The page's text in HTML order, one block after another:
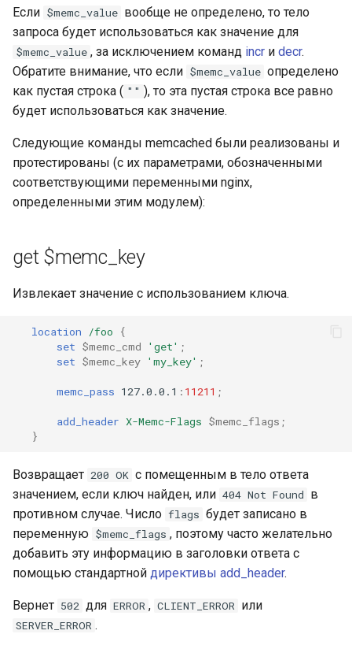
Если $memc_value вообще не определено, то тело
запроса будет использоваться как значение для
$memc_value , за исключением команд incr и decr.
Обратите внимание, что если $memc_value определено
как пустая строка ( "" ), то эта пустая строка все равно
будет использоваться как значение.
Следующие команды memcached были реализованы и
протестированы (с их параметрами, обозначенными
соответствующими переменными nginx,
определенными этим модулем):
get $memc_key
Извлекает значение с использованием ключа.
location /foo
{
set $memc_cmd 'get' ;
set $memc_key 'my_key' ;
memc_pass 127.0.0.1 : 11211 ;
add_header X-Memc-Flags $memc_flags ;
}
Возвращает 200 OK с помещенным в тело ответа
значением, если ключ найден, или 404 Not Found в
противном случае. Число flags будет записано в
переменную $memc_flags , поэтому часто желательно
добавить эту информацию в заголовки ответа с
помощью стандартной директивы add_header.
Вернет 502 для ERROR , CLIENT_ERROR или
SERVER_ERROR .